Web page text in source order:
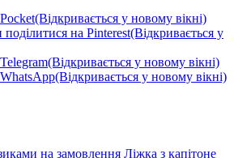
у новому вікні)
на Pinterest(Відкривається у
у новому вікні)
у новому вікні)
на замовлення Ліжка з капітоне